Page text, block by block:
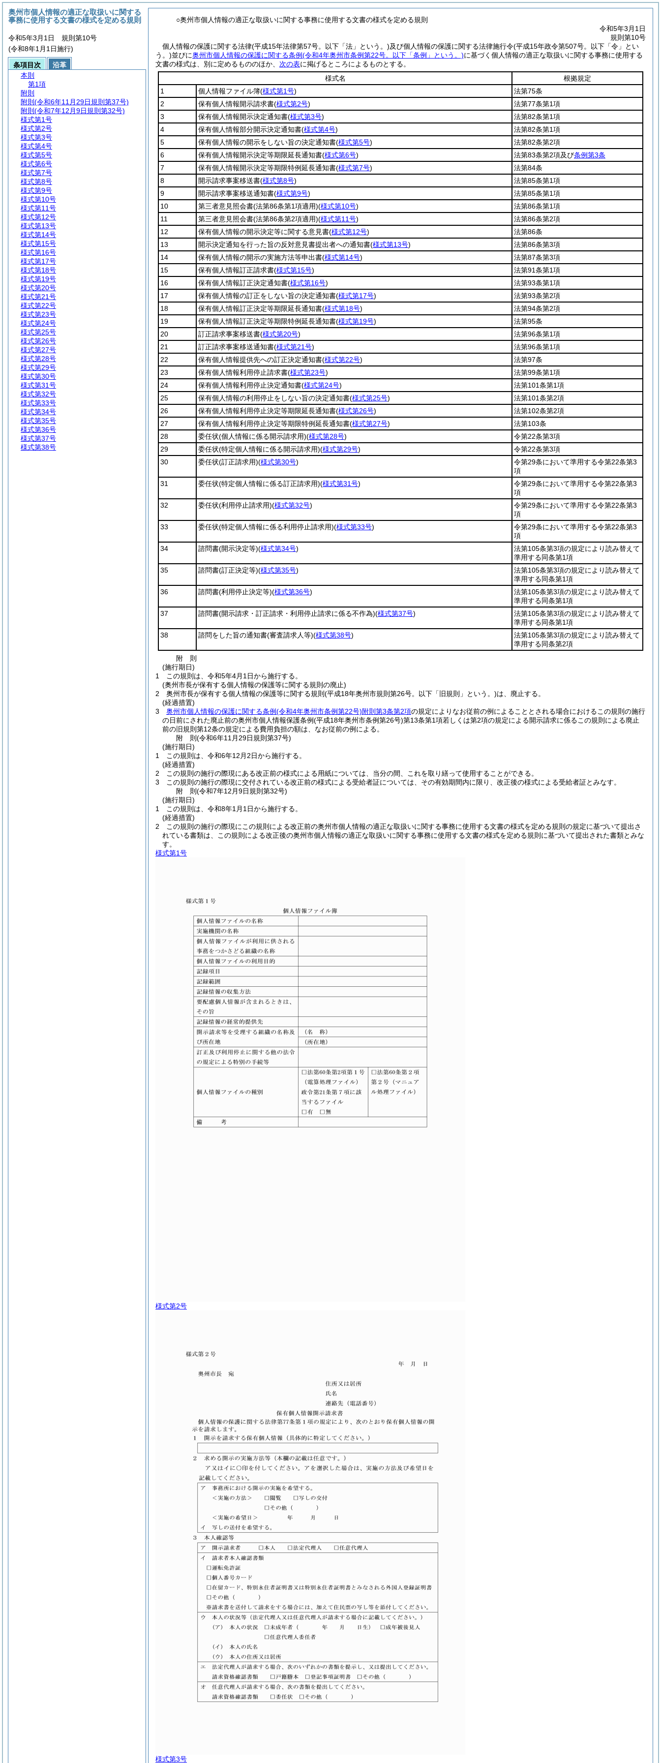
○奥州市個人情報の適正な取扱いに関する事務に使用する文書の様式を定める規則
令和5年3月1日
規則第10号
個人情報の保護に関する法律(平成15年法律第57号。以下「法」という。)及び個人情報の保護に関する法律施行令(平成15年政令第507号。以下「令」とい
う。)並びに奥州市個人情報の保護に関する条例(令和4年奥州市条例第22号。以下「条例」という。)に基づく個人情報の適正な取扱いに関する事務に使用する
文書の様式は、別に定めるもののほか、 次の表に掲げるところによるものとする。
様式名
根拠規定
1
個人情報ファイル簿(様式第1号)
法第75条
2
保有個人情報開示請求書(様式第2号)
法第77条第1項
3
保有個人情報開示決定通知書(様式第3号)
法第82条第1項
4
保有個人情報部分開示決定通知書(様式第4号)
法第82条第1項
5
保有個人情報の開示をしない旨の決定通知書(様式第5号)
法第82条第2項
6
保有個人情報開示決定等期限延長通知書(様式第6号) 法第83条第2項及び条例第3条
7
保有個人情報開示決定等期限特例延長通知書(様式第7号)
法第84条
8
開示請求事案移送書(様式第8号)
法第85条第1項
9
開示請求事案移送通知書(様式第9号)
法第85条第1項
10
第三者意見照会書(法第86条第1項適用)(様式第10号)
法第86条第1項
11
第三者意見照会書(法第86条第2項適用)(様式第11号)
法第86条第2項
12
保有個人情報の開示決定等に関する意見書(様式第12号)
法第86条
13
開示決定通知を行った旨の反対意見書提出者への通知書(様式第13号)
法第86条第3項
14
保有個人情報の開示の実施方法等申出書(様式第14号)
法第87条第3項
15
保有個人情報訂正請求書(様式第15号)
法第91条第1項
16
保有個人情報訂正決定通知書(様式第16号)
法第93条第1項
17
保有個人情報の訂正をしない旨の決定通知書(様式第17号)
法第93条第2項
18
保有個人情報訂正決定等期限延長通知書(様式第18号)
法第94条第2項
19
保有個人情報訂正決定等期限特例延長通知書(様式第19号)
法第95条
20
訂正請求事案移送書(様式第20号)
法第96条第1項
21
訂正請求事案移送通知書(様式第21号)
法第96条第1項
22
保有個人情報提供先への訂正決定通知書(様式第22号)
法第97条
23
保有個人情報利用停止請求書(様式第23号)
法第99条第1項
24
保有個人情報利用停止決定通知書(様式第24号)
法第101条第1項
25
保有個人情報の利用停止をしない旨の決定通知書(様式第25号)
法第101条第2項
26
保有個人情報利用停止決定等期限延長通知書(様式第26号)
法第102条第2項
27
保有個人情報利用停止決定等期限特例延長通知書(様式第27号)
法第103条
28
委任状(個人情報に係る開示請求用)(様式第28号)
令第22条第3項
29
委任状(特定個人情報に係る開示請求用)(様式第29号)
令第22条第3項
30
委任状(訂正請求用)(様式第30号)
令第29条において準用する令第22条第3
項
31
委任状(特定個人情報に係る訂正請求用)(様式第31号)
令第29条において準用する令第22条第3
項
32
委任状(利用停止請求用)(様式第32号)
令第29条において準用する令第22条第3
項
33
委任状(特定個人情報に係る利用停止請求用)(様式第33号)
令第29条において準用する令第22条第3
項
34
諮問書(開示決定等)(様式第34号)
法第105条第3項の規定により読み替えて
準用する同条第1項
35
諮問書(訂正決定等)(様式第35号)
法第105条第3項の規定により読み替えて
準用する同条第1項
36
諮問書(利用停止決定等)(様式第36号)
法第105条第3項の規定により読み替えて
準用する同条第1項
37
諮問書(開示請求・訂正請求・利用停止請求に係る不作為)(様式第37号)
法第105条第3項の規定により読み替えて
準用する同条第1項
38
諮問をした旨の通知書(審査請求人等)(様式第38号)
法第105条第3項の規定により読み替えて
準用する同条第2項
附 則
(施行期日)
1
この規則は、令和5年4月1日から施行する。
(奥州市長が保有する個人情報の保護等に関する規則の廃止)
2
奥州市長が保有する個人情報の保護等に関する規則 (平成18年奥州市規則第26号。以下「旧規則」という。)は、廃止する。
(経過措置)
3
奥州市個人情報の保護に関する条例(令和4年奥州市条例第22号)附則第3条第2項の規定によりなお従前の例によることとされる場合におけるこの規則の施行
の日前にされた廃止前の奥州市個人情報保護条例(平成18年奥州市条例第26号)第13条第1項若しくは第2項の規定による開示請求に係るこの規則による廃止
前の旧規則第12条の規定による費用負担の額は、なお従前の例による。
附 則(令和6年11月29日規則第37号)
(施行期日)
1
この規則は、令和6年12月2日から施行する。
(経過措置)
2
この規則の施行の際現にある改正前の様式による用紙については、当分の間、これを取り繕って使用することができる。
3
この規則の施行の際現に交付されている改正前の様式による受給者証については、その有効期間内に限り、改正後の様式による受給者証とみなす。
附 則(令和7年12月9日規則第32号)
(施行期日)
1
この規則は、令和8年1月1日から施行する。
(経過措置)
2
この規則の施行の際現にこの規則による改正前の奥州市個人情報の適正な取扱いに関する事務に使用する文書の様式を定める規則の規定に基づいて提出さ
れている書類は、この規則による改正後の奥州市個人情報の適正な取扱いに関する事務に使用する文書の様式を定める規則に基づいて提出された書類とみな
す。
様式第1号
様式第2号
様式第3号
奥州市個人情報の適正な取扱いに関する
事務に使用する文書の様式を定める規則
令和5年3月1日 規則第10号
(令和8年1月1日施行)
条項目次
沿革
本則
第1項
附則
附則 (令和6年11月29日規則第37号)
附則 (令和7年12月9日規則第32号)
様式第1号
様式第2号
様式第3号
様式第4号
様式第5号
様式第6号
様式第7号
様式第8号
様式第9号
様式第10号
様式第11号
様式第12号
様式第13号
様式第14号
様式第15号
様式第16号
様式第17号
様式第18号
様式第19号
様式第20号
様式第21号
様式第22号
様式第23号
様式第24号
様式第25号
様式第26号
様式第27号
様式第28号
様式第29号
様式第30号
様式第31号
様式第32号
様式第33号
様式第34号
様式第35号
様式第36号
様式第37号
様式第38号